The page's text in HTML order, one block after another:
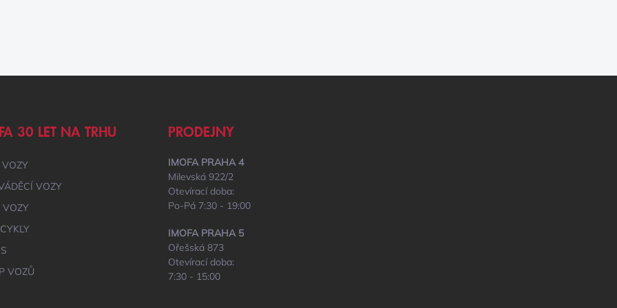
30 LET NA TRHU
VOZY
VOZY
VOZŮ
PRODEJNY
IMOFA PRAHA 4
Milevská 922/2
Otevírací doba:
Po-Pá 7:30 - 19:00
IMOFA PRAHA 5
Ořešská 873
Otevírací doba:
7:30 - 15:00